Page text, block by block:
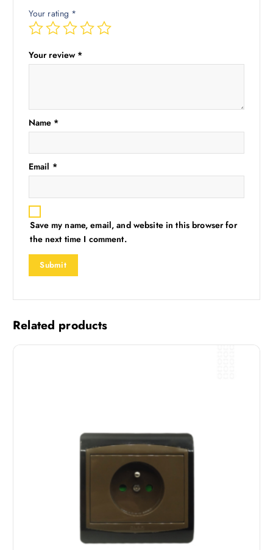
Your rating *
Your review *
Name *
Email *
Save my name, email, and website in this browser for
the next time I comment.
Related products